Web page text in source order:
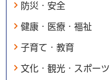
防災・安全
健康・医療・福祉
子育て・教育
文化・観光・スポーツ